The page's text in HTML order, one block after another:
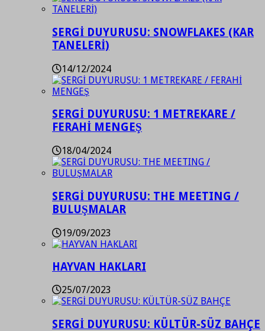
SERGİ DUYURUSU: SNOWFLAKES (KAR
TANELERİ)
14/12/2024
SERGİ DUYURUSU: 1 METREKARE /
FERAHİ MENGEŞ
18/04/2024
SERGİ DUYURUSU: THE MEETING /
BULUŞMALAR
19/09/2023
HAYVAN HAKLARI
25/07/2023
SERGİ DUYURUSU: KÜLTÜR-SÜZ BAHÇE